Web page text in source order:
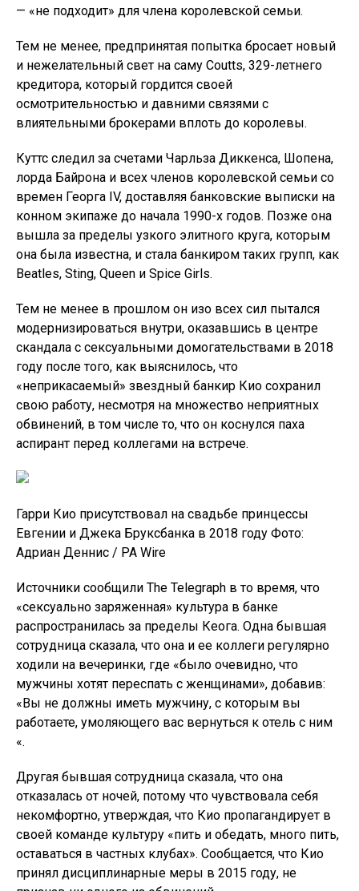
— «не подходит» для члена королевской семьи.
Тем не менее, предпринятая попытка бросает новый
и нежелательный свет на саму Coutts, 329-летнего
кредитора, который гордится своей
осмотрительностью и давними связями с
влиятельными брокерами вплоть до королевы.
Куттс следил за счетами Чарльза Диккенса, Шопена,
лорда Байрона и всех членов королевской семьи со
времен Георга IV, доставляя банковские выписки на
конном экипаже до начала 1990-х годов. Позже она
вышла за пределы узкого элитного круга, которым
она была известна, и стала банкиром таких групп, как
Beatles, Sting, Queen и Spice Girls.
Тем не менее в прошлом он изо всех сил пытался
модернизироваться внутри, оказавшись в центре
скандала с сексуальными домогательствами в 2018
году после того, как выяснилось, что
«неприкасаемый» звездный банкир Кио сохранил
свою работу, несмотря на множество неприятных
обвинений, в том числе то, что он коснулся паха
аспирант перед коллегами на встрече.
Гарри Кио присутствовал на свадьбе принцессы
Евгении и Джека Бруксбанка в 2018 году Фото:
Адриан Деннис / PA Wire
Источники сообщили The Telegraph в то время, что
«сексуально заряженная» культура в банке
распространилась за пределы Кеога. Одна бывшая
сотрудница сказала, что она и ее коллеги регулярно
ходили на вечеринки, где «было очевидно, что
мужчины хотят переспать с женщинами», добавив:
«Вы не должны иметь мужчину, с которым вы
работаете, умоляющего вас вернуться к отель с ним
«.
Другая бывшая сотрудница сказала, что она
отказалась от ночей, потому что чувствовала себя
некомфортно, утверждая, что Кио пропагандирует в
своей команде культуру «пить и обедать, много пить,
оставаться в частных клубах». Сообщается, что Кио
принял дисциплинарные меры в 2015 году, не